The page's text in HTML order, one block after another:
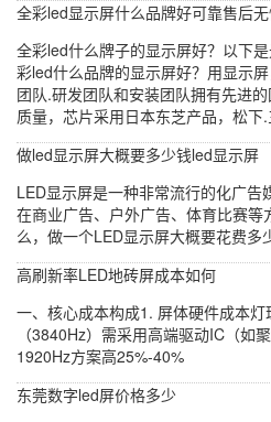
全彩led显示屏什么品牌好可靠售后无
全彩led什么牌子的显示屏好？以下
彩led什么品牌的显示屏好？用显示
团队.研发团队和安装团队拥有先进
质量，芯片采用日本东芝产品，松下
做led显示屏大概要多少钱led显示屏
LED显示屏是一种非常流行的化广
在商业广告、户外广告、体育比赛等
么，做一个LED显示屏大概要花费多
高刷新率LED地砖屏成本如何
一、核心成本构成1. 屏体硬件成本
（3840Hz）需采用高端驱动IC（如
1920Hz方案高25%-40%
东莞数字led屏价格多少